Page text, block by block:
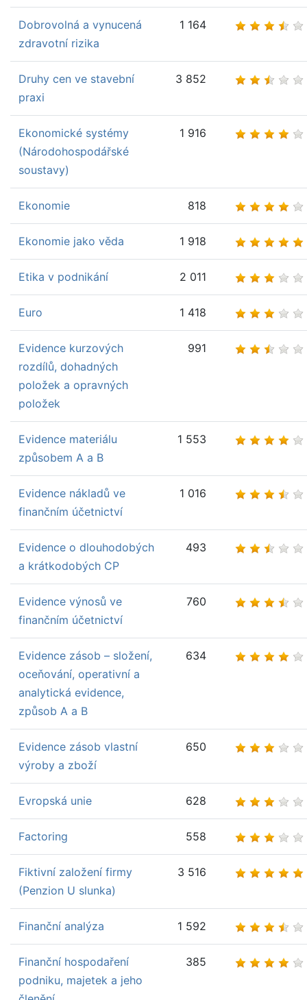
Dobrovolná a vynucená
zdravotní rizika
1 164
Druhy cen ve stavební
praxi
3 852
Ekonomické systémy
(Národohospodářské
soustavy)
1 916
Ekonomie 818
Ekonomie jako věda 1 918
Etika v podnikání 2 011
Euro 1 418
Evidence kurzových
rozdílů, dohadných
položek a opravných
položek
991
Evidence materiálu
způsobem A a B
1 553
Evidence nákladů ve
finančním účetnictví
1 016
Evidence o dlouhodobých
a krátkodobých CP
493
Evidence výnosů ve
finančním účetnictví
760
Evidence zásob – složení,
oceňování, operativní a
analytická evidence,
způsob A a B
634
Evidence zásob vlastní
výroby a zboží
650
Evropská unie 628
Factoring 558
Fiktivní založení firmy
(Penzion U slunka)
3 516
Finanční analýza 1 592
Finanční hospodaření
podniku, majetek a jeho
385